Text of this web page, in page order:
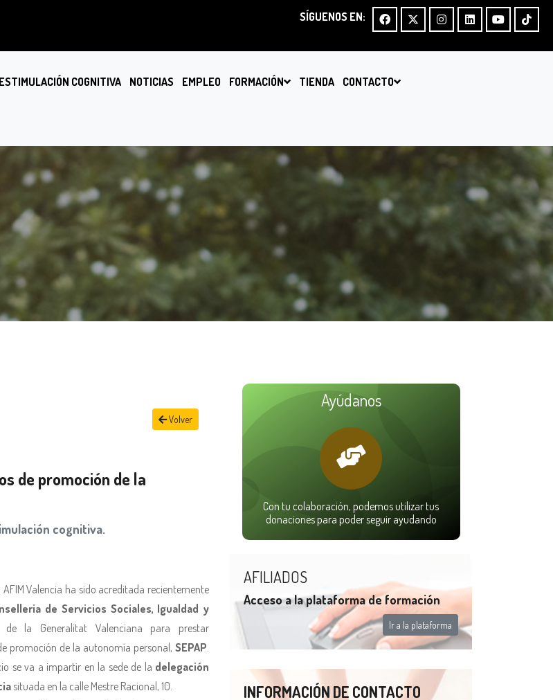
SÍGUENOS EN:
ESTIMULACIÓN COGNITIVA NOTICIAS EMPLEO FORMACIÓN TIENDA CONTACTO
Volver
de promoción de la
cognitiva.
AFIM Valencia ha sido acreditada recientemente
de Servicios Sociales, Igualdad y
de la Generalitat Valenciana para prestar
promoción de la autonomía personal, SEPAP.
se va a impartir en la sede de la delegación
situada en la calle Mestre Racional, 10.
Ayúdanos
Con tu colaboración, podemos utilizar tus
donaciones para poder seguir ayudando
AFILIADOS
Acceso a la plataforma de formación
Ir a la plataforma
INFORMACIÓN DE CONTACTO